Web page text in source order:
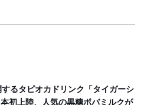
るタピオカドリンク「タイガーシ
初上陸、人気の黒糖ボバミルクが